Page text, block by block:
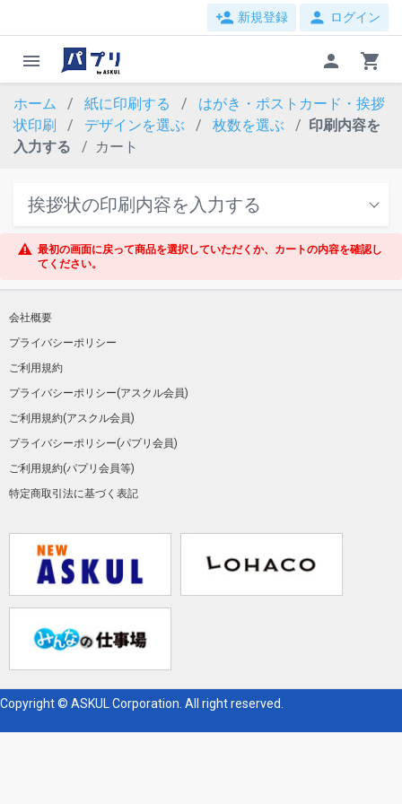
person_add 新規登録 person ログイン
menu person shopping_cart
ホーム 紙に印刷する
はがき・ポストカード・挨拶
状印刷
デザインを選ぶ 枚数を選ぶ
印刷内容を
入力する
カート
挨拶状の印刷内容を入力する
最初の画面に戻って商品を選択していただくか、カートの内容を確認し
てください。
会社概要
プライバシーポリシー
ご利用規約
プライバシーポリシー(アスクル会員)
ご利用規約(アスクル会員)
プライバシーポリシー(パプリ会員)
ご利用規約(パプリ会員等)
特定商取引法に基づく表記
Copyright © ASKUL Corporation. All right reserved.